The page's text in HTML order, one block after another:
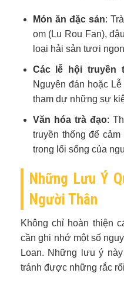
Món ăn đặc sản:
om (Lu Rou Fan),
loại hải sản tươi
Các lễ hội truyền
Nguyên đán hoặc
tham dự những sự
Văn hóa trà đạo:
truyền thống để
trong lối sống của
Những Lưu Ý
Người Thân
Không chỉ hoàn thiện
cần ghi nhớ một số
Loan. Những lưu ý
tránh được những rắc